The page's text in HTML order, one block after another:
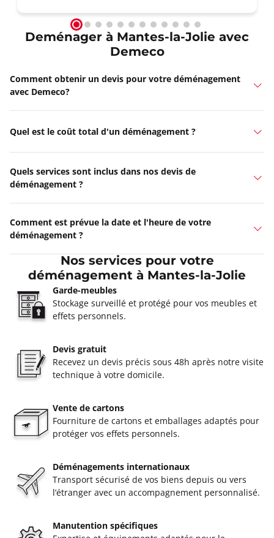
Deménager à Mantes-la-Jolie avec
Demeco
Comment obtenir un devis pour votre déménagement
avec Demeco?
Quel est le coût total d'un déménagement ?
Quels services sont inclus dans nos devis de
déménagement ?
Comment est prévue la date et l'heure de votre
déménagement ?
Nos services pour votre
déménagement à Mantes-la-Jolie
Garde-meubles
Stockage surveillé et protégé pour vos meubles et
effets personnels.
Devis gratuit
Recevez un devis précis sous 48h après notre visite
technique à votre domicile.
Vente de cartons
Fourniture de cartons et emballages adaptés pour
protéger vos effets personnels.
Déménagements internationaux
Transport sécurisé de vos biens depuis ou vers
l’étranger avec un accompagnement personnalisé.
Manutention spécifiques